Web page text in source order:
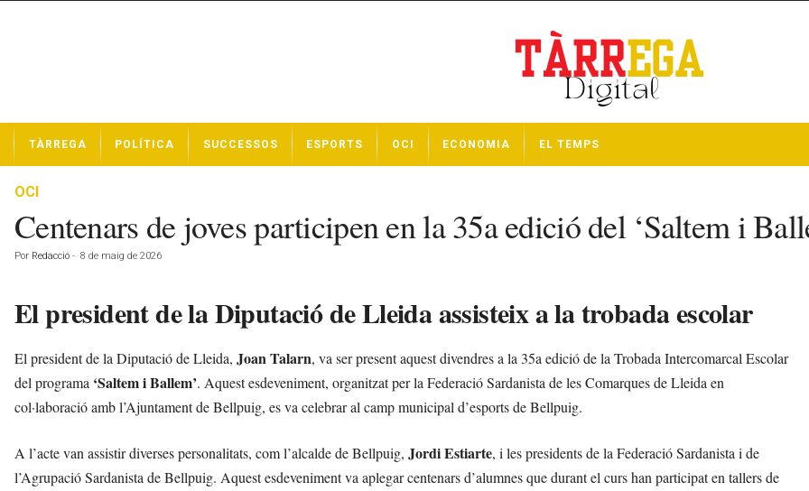
t
TÀRREGA POLÍTICA SUCCESSOS ESPORTS OCI ECONOMIA EL TEMPS
OCI
Centenars de joves participen en la 35a edició del ‘Saltem i
Por Redacció - 8 de maig de 2026
El president de la Diputació de Lleida assisteix a la trobada escolar
El president de la Diputació de Lleida, Joan Talarn, va ser present aquest divendres a la 35a edició de la Trobada Intercomarcal Escolar
del programa ‘Saltem i Ballem’. Aquest esdeveniment, organitzat per la Federació Sardanista de les Comarques de Lleida en
col·laboració amb l’Ajuntament de Bellpuig, es va celebrar al camp municipal d’esports de Bellpuig.
A l’acte van assistir diverses personalitats, com l’alcalde de Bellpuig, Jordi Estiarte, i les presidents de la Federació Sardanista i de
l’Agrupació Sardanista de Bellpuig. Aquest esdeveniment va aplegar centenars d’alumnes que durant el curs han participat en tallers de